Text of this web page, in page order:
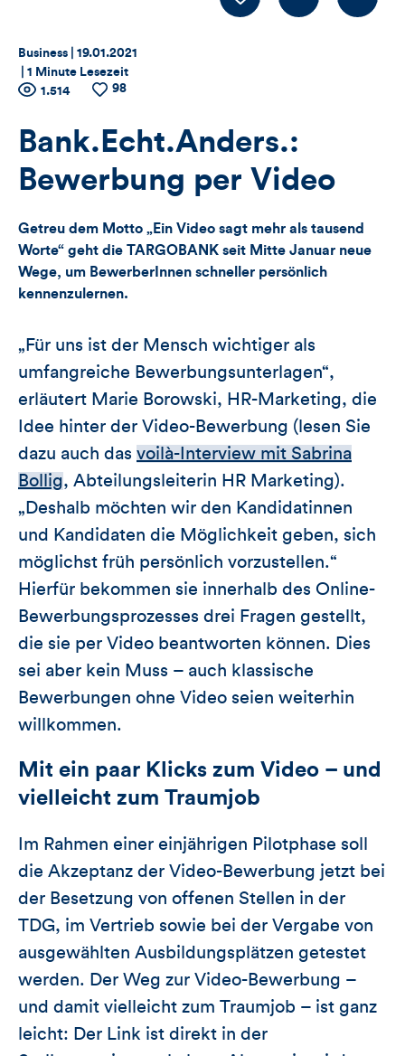
Thema:
Business | Datum:
19.01.2021
1 Minute Lesezeit
Zähler
für
Views,
und
Kommentare
Artikels
Anzahl
Views
1.514
Anzahl
Likes
98
Bank.Echt.Anders.:
Bewerbung per Video
Getreu dem Motto „Ein Video sagt mehr als tausend
Worte“ geht die TARGOBANK seit Mitte Januar neue
Wege, um BewerberInnen schneller persönlich
kennenzulernen.
„Für uns ist der Mensch wichtiger als
umfangreiche Bewerbungsunterlagen“,
erläutert Marie Borowski, HR-Marketing, die
Idee hinter der Video-Bewerbung (lesen Sie
dazu auch das voilà-Interview mit Sabrina
Bollig, Abteilungsleiterin HR Marketing).
„Deshalb möchten wir den Kandidatinnen
und Kandidaten die Möglichkeit geben, sich
möglichst früh persönlich vorzustellen.“
Hierfür bekommen sie innerhalb des Online-
Bewerbungsprozesses drei Fragen gestellt,
die sie per Video beantworten können. Dies
sei aber kein Muss – auch klassische
Bewerbungen ohne Video seien weiterhin
willkommen.
Mit ein paar Klicks zum Video – und
vielleicht zum Traumjob
Im Rahmen einer einjährigen Pilotphase soll
die Akzeptanz der Video-Bewerbung jetzt bei
der Besetzung von offenen Stellen in der
TDG, im Vertrieb sowie bei der Vergabe von
ausgewählten Ausbildungsplätzen getestet
werden. Der Weg zur Video-Bewerbung –
und damit vielleicht zum Traumjob – ist ganz
leicht: Der Link ist direkt in der